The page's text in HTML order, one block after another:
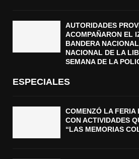
AUTORIDADES
ACOMPAÑARON EL
BANDERA
NACIONAL DE LA
SEMANA DE LA
ESPECIALES
COMENZÓ LA FERIA
CON ACTIVIDADES
“LAS MEMORIAS